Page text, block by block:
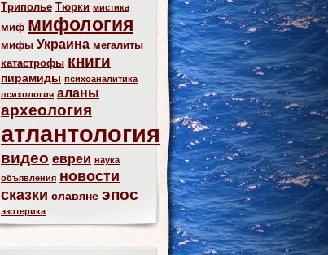
Триполье Тюрки мистика
миф мифология
мифы Украина мегалиты
катастрофы книги
пирамиды психоаналитика
психология аланы
археология
атлантология
видео евреи наука
объявления новости
сказки славяне эпос
эзотерика